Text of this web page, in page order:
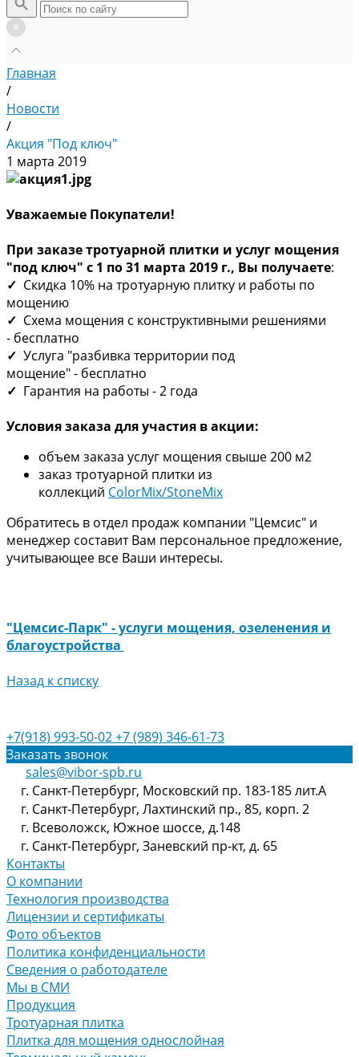
Главная
/
Новости
/
Акция "Под ключ"
1 марта 2019
Уважаемые Покупатели!
При заказе тротуарной плитки и услуг мощения
"под ключ" с 1 по 31 марта 2019 г., Вы получаете:
✓ Скидка 10% на тротуарную плитку и работы по
мощению
✓ Схема мощения с конструктивными решениями
- бесплатно
✓ Услуга "разбивка территории под
мощение" - бесплатно
✓ Гарантия на работы - 2 года
Условия заказа для участия в акции:
объем заказа услуг мощения свыше 200 м2
заказ тротуарной плитки из
коллекций ColorMix/StoneMix
Обратитесь в отдел продаж компании "Цемсис" и
менеджер составит Вам персональное предложение,
учитывающее все Ваши интересы.
"Цемсис-Парк" - услуги мощения, озеленения и
благоустройства
Назад к списку
+7(918) 993-50-02+7 (989) 346-61-73
Заказать звонок
sales@vibor-spb.ru
г. Санкт-Петербург, Московский пр. 183-185 лит.А
г. Санкт-Петербург, Лахтинский пр., 85, корп. 2
г. Всеволожск, Южное шоссе, д.148
г. Санкт-Петербург, Заневский пр-кт, д. 65
Контакты
О компании
Технология производства
Лицензии и сертификаты
Фото объектов
Политика конфиденциальности
Сведения о работодателе
Мы в СМИ
Продукция
Тротуарная плитка
Плитка для мощения однослойная